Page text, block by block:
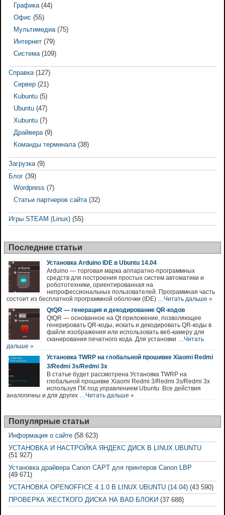
Графика(44)
Офис (55)
Мультимедиа(75)
Интернет (79)
Система(109)
Справка(127)
Сервер (21)
Kubuntu (5)
Ubuntu (47)
Xubuntu (7)
Драйвера(9)
Команды терминала(38)
Загрузка(9)
Блог (39)
Wordpress (7)
Статьи партнеров сайта(32)
Игры STEAM (Linux) (55)
Последние статьи
Установка Arduino IDE в Ubuntu 14.04
Arduino — торговая марка аппаратно-программных
средств для построения простых систем автоматики и
робототехники, ориентированная на
непрофессиональных пользователей. Программная часть
состоит из бесплатной программной оболочки (IDE) …Читать дальше »
QtQR — генерация и декодирование QR-кодов
QtQR — основанное на Qt приложение, позволяющее
генерировать QR-коды, искать и декодировать QR-коды в
файле изображения или использовать веб-камеру для
сканирования печатного кода. Для установки …Читать
дальше »
Установка TWRP на глобальной прошивке Xiaomi Redmi
3/Redmi 3s/Redmi 3x
В статье будет рассмотрена Установка TWRP на
глобальной прошивке Xiaomi Redmi 3/Redmi 3s/Redmi 3x
используя ПК под управлением Ubuntu. Все действия
аналогичны и для других …Читать дальше »
Популярные статьи
Информация о сайте (58 623)
УСТАНОВКА И НАСТРОЙКА ЯНДЕКС ДИСК В LINUX UBUNTU
(51 927)
Установка драйвера Canon CAPT для принтеров Canon LBP
(49 671)
УСТАНОВКА OPENOFFICE 4.1.0 В LINUX UBUNTU (14.04) (43 590)
ПРОВЕРКА ЖЕСТКОГО ДИСКА НА BAD БЛОКИ (37 688)